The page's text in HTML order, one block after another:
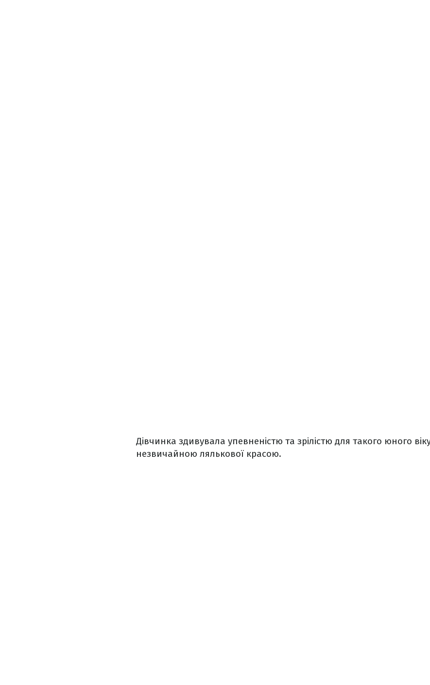
Дівчинка здивувала упевненістю та зрілістю для такого юного
незвичайною лялькової красою.